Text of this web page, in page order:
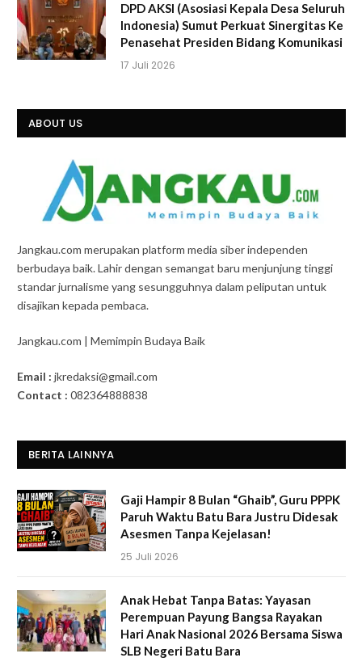
DPD AKSI (Asosiasi Kepala Desa Seluruh
Indonesia) Sumut Perkuat Sinergitas Ke
Penasehat Presiden Bidang Komunikasi
17 Juli 2026
ABOUT US
Jangkau.com merupakan platform media siber independen
berbudaya baik. Lahir dengan semangat baru menjunjung tinggi
standar jurnalisme yang sesungguhnya dalam peliputan untuk
disajikan kepada pembaca.
Jangkau.com | Memimpin Budaya Baik
Email : jkredaksi@gmail.com
Contact : 082364888838
BERITA LAINNYA
Gaji Hampir 8 Bulan “Ghaib”, Guru PPPK
Paruh Waktu Batu Bara Justru Didesak
Asesmen Tanpa Kejelasan!
25 Juli 2026
Anak Hebat Tanpa Batas: Yayasan
Perempuan Payung Bangsa Rayakan
Hari Anak Nasional 2026 Bersama Siswa
SLB Negeri Batu Bara